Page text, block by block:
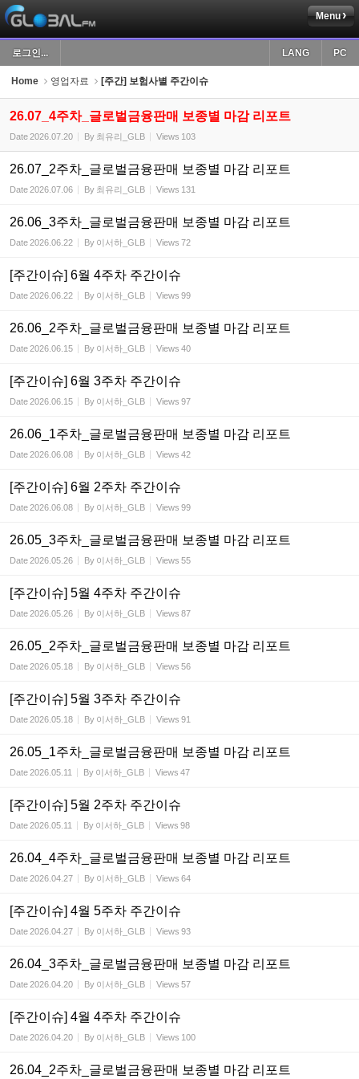
Menu
로그인... PC
LANG
Home 영업자료 [주간] 보험사별 주간이슈
26.07_4주차_글로벌금융판매 보종별 마감 리포트
Date2026.07.20 By 최유리_GLB Views 103
26.07_2주차_글로벌금융판매 보종별 마감 리포트
Date2026.07.06 By 최유리_GLB Views 131
26.06_3주차_글로벌금융판매 보종별 마감 리포트
Date2026.06.22 By 이서하_GLB Views 72
[주간이슈] 6월 4주차 주간이슈
Date2026.06.22 By 이서하_GLB Views 99
26.06_2주차_글로벌금융판매 보종별 마감 리포트
Date2026.06.15 By 이서하_GLB Views 40
[주간이슈] 6월 3주차 주간이슈
Date2026.06.15 By 이서하_GLB Views 97
26.06_1주차_글로벌금융판매 보종별 마감 리포트
Date2026.06.08 By 이서하_GLB Views 42
[주간이슈] 6월 2주차 주간이슈
Date2026.06.08 By 이서하_GLB Views 99
26.05_3주차_글로벌금융판매 보종별 마감 리포트
Date2026.05.26 By 이서하_GLB Views 55
[주간이슈] 5월 4주차 주간이슈
Date2026.05.26 By 이서하_GLB Views 87
26.05_2주차_글로벌금융판매 보종별 마감 리포트
Date2026.05.18 By 이서하_GLB Views 56
[주간이슈] 5월 3주차 주간이슈
Date2026.05.18 By 이서하_GLB Views 91
26.05_1주차_글로벌금융판매 보종별 마감 리포트
Date2026.05.11 By 이서하_GLB Views 47
[주간이슈] 5월 2주차 주간이슈
Date2026.05.11 By 이서하_GLB Views 98
26.04_4주차_글로벌금융판매 보종별 마감 리포트
Date2026.04.27 By 이서하_GLB Views 64
[주간이슈] 4월 5주차 주간이슈
Date2026.04.27 By 이서하_GLB Views 93
26.04_3주차_글로벌금융판매 보종별 마감 리포트
Date2026.04.20 By 이서하_GLB Views 57
[주간이슈] 4월 4주차 주간이슈
Date2026.04.20 By 이서하_GLB Views 100
26.04_2주차_글로벌금융판매 보종별 마감 리포트
Sketchbook5, 스케치북5
Sketchbook5, 스케치북5